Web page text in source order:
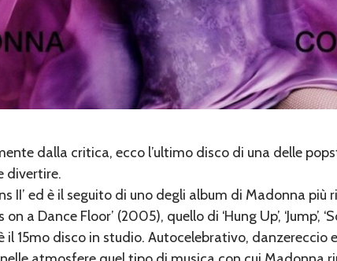
dalla critica, ecco l’ultimo disco di una delle
divertire.
II’ ed è il seguito di uno degli album di Madonna
a Dance Floor’ (2005), quello di ‘Hung Up’, ‘Jump’,
il 15mo disco in studio. Autocelebrativo,